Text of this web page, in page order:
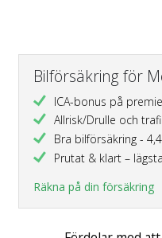
Bilförsäkring för
ICA-bonus på
Allrisk/Drulle och
Bra bilförsäkring -
Prutat & klart –
Räkna på din försäkring